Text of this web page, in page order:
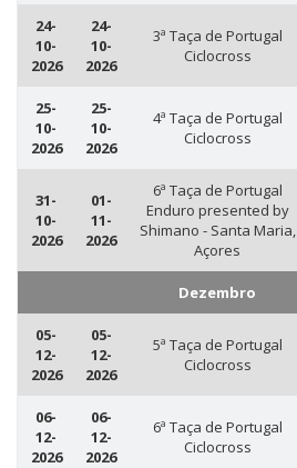
24-
10-
2026
24-
10-
2026
3ª Taça de Portugal
Ciclocross
25-
10-
2026
25-
10-
2026
4ª Taça de Portugal
Ciclocross
31-
10-
2026
01-
11-
2026
6ª Taça de Portugal
Enduro presented by
Shimano - Santa Maria,
Açores
Dezembro
05-
12-
2026
05-
12-
2026
5ª Taça de Portugal
Ciclocross
06-
12-
2026
06-
12-
2026
6ª Taça de Portugal
Ciclocross